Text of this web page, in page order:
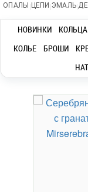
ОПАЛЫ | ЦЕПИ |ЭМАЛЬ|
НОВИНКИ КОЛЬЦА
КОЛЬЕ
БРОШИ